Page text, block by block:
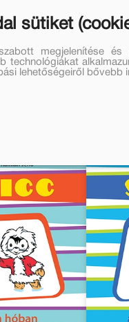
feltörő
sem jár túl a
barátain.
sütiket
megjelenítése
technológiákat
lehetőségeiről bővebb